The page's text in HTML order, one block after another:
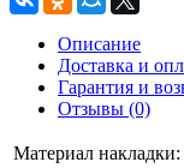
Описание
Доставка и
Гарантия и
Отзывы (0)
Материал накладки: